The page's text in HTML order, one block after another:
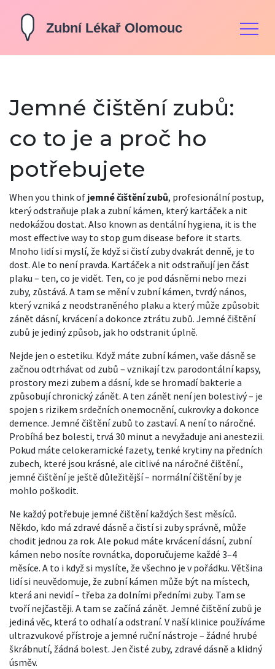
Jemné čištění zubů:
co to je a proč ho
potřebujete
When you think of jemné čištění zubů, profesionální postup,
který odstraňuje plak a zubní kámen, který kartáček a nit
nedokážou dostat. Also known as dentální hygiena, it is the
most effective way to stop gum disease before it starts.
Mnoho lidí si myslí, že když si čistí zuby dvakrát denně, je to
dost. Ale to není pravda. Kartáček a nit odstraňují jen část
plaku – ten, co je vidět. Ten, co je pod dásněmi nebo mezi
zuby, zůstává. A tam se mění vzubní kámen, tvrdý nános,
který vzniká z neodstraněného plaku a který může způsobit
zánět dásní, krvácení a dokonce ztrátu zubů. Jemné čištění
zubů je jediný způsob, jak ho odstranit úplně.
Nejde jen o estetiku. Když máte zubní kámen, vaše dásně se
začnou odtrhávat od zubů – vznikají tzv. parodontální kapsy,
prostory mezi zubem a dásní, kde se hromadí bakterie a
způsobují chronický zánět. A ten zánět není jen bolestivý – je
spojen s rizikem srdečních onemocnění, cukrovky a dokonce
demence. Jemné čištění zubů to zastaví. A není to náročné.
Probíhá bez bolesti, trvá 30 minut a nevyžaduje ani anestezii.
Pokud máte celokeramické fazety, tenké krytiny na předních
zubech, které jsou krásné, ale citlivé na náročné čištění.,
jemné čištění je ještě důležitější – normální čištění by je
mohlo poškodit.
Ne každý potřebuje jemné čištění každých šest měsíců.
Někdo, kdo má zdravé dásně a čistí si zuby správně, může
chodit jednou za rok. Ale pokud máte krvácení dásní, zubní
kámen nebo nosíte rovnátka, doporučujeme každé 3–4
měsíce. A to i když si myslíte, že všechno je v pořádku. Většina
lidí si neuvědomuje, že zubní kámen může být na místech,
která ani nevidí – třeba za dolními předními zuby. Tam se
tvoří nejčastěji. A tam se začíná zánět. Jemné čištění zubů je
jediná věc, která to odhalí a odstraní. V naší klinice používáme
ultrazvukové přístroje a jemné ruční nástroje – žádné hrubé
škrábnutí, žádná bolest. Jen čisté zuby, zdravé dásně a klidný
úsměv.